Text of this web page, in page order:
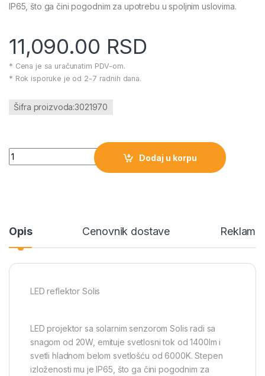
IP65, što ga čini pogodnim za upotrebu u spoljnim uslovima.
11,090.00 RSD
* Cena je sa uračunatim PDV-om.
* Rok isporuke je od 2-7 radnih dana.
Šifra proizvoda:3021970
LED reflektor Solis količina
Dodaj u korpu
Opis Cenovnik dostave
LED reflektor Solis
LED projektor sa solarnim senzorom Solis radi sa
snagom od 20W, emituje svetlosni tok od 1400lm i
svetli hladnom belom svetlošću od 6000K. Stepen
izloženosti mu je IP65, što ga čini pogodnim za